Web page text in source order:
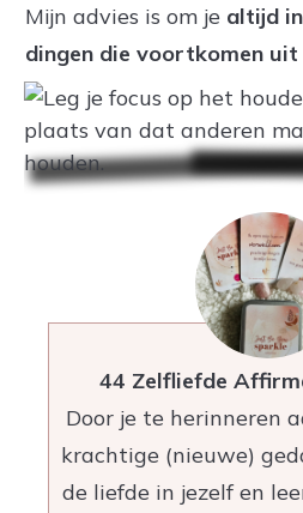
Mijn advies is om je altijd
dingen die voortkomen uit
44 Zelfliefde
Door je te herinneren
krachtige (nieuwe)
de liefde in jezelf en